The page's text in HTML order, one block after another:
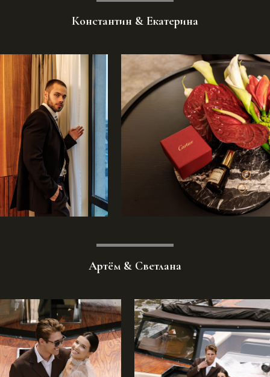
Константин & Екатерина
Артём & Светлана